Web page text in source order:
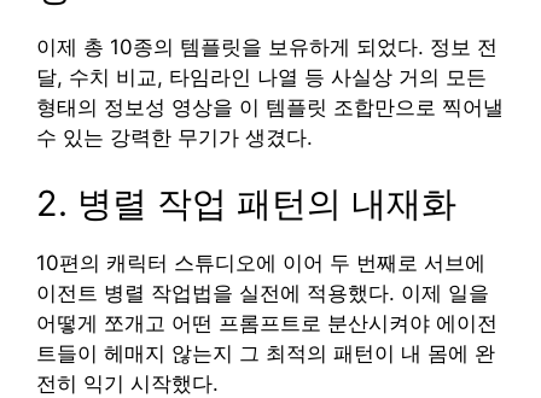
이제 총 10종의 템플릿을 보유하게 되었다. 정보 전
달, 수치 비교, 타임라인 나열 등 사실상 거의 모든
형태의 정보성 영상을 이 템플릿 조합만으로 찍어낼
수 있는 강력한 무기가 생겼다.
2. 병렬 작업 패턴의 내재화
10편의 캐릭터 스튜디오에 이어 두 번째로 서브에
이전트 병렬 작업법을 실전에 적용했다. 이제 일을
어떻게 쪼개고 어떤 프롬프트로 분산시켜야 에이전
트들이 헤매지 않는지 그 최적의 패턴이 내 몸에 완
전히 익기 시작했다.